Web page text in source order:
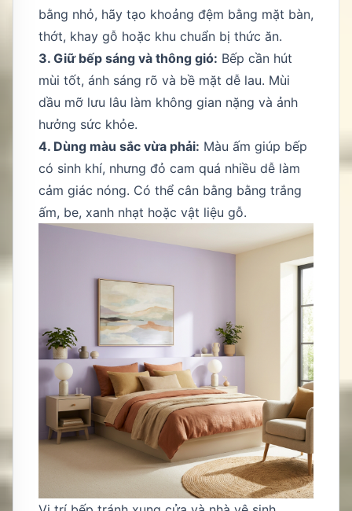
bằng nhỏ, hãy tạo khoảng đệm bằng mặt bàn,
thớt, khay gỗ hoặc khu chuẩn bị thức ăn.
3. Giữ bếp sáng và thông gió: Bếp cần hút
mùi tốt, ánh sáng rõ và bề mặt dễ lau. Mùi
dầu mỡ lưu lâu làm không gian nặng và ảnh
hưởng sức khỏe.
4. Dùng màu sắc vừa phải: Màu ấm giúp bếp
có sinh khí, nhưng đỏ cam quá nhiều dễ làm
cảm giác nóng. Có thể cân bằng bằng trắng
ấm, be, xanh nhạt hoặc vật liệu gỗ.